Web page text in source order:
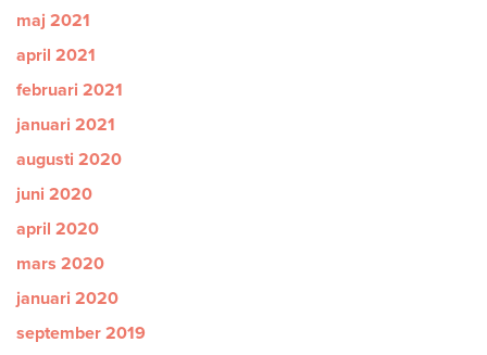
maj 2021
april 2021
februari 2021
januari 2021
augusti 2020
juni 2020
april 2020
mars 2020
januari 2020
september 2019